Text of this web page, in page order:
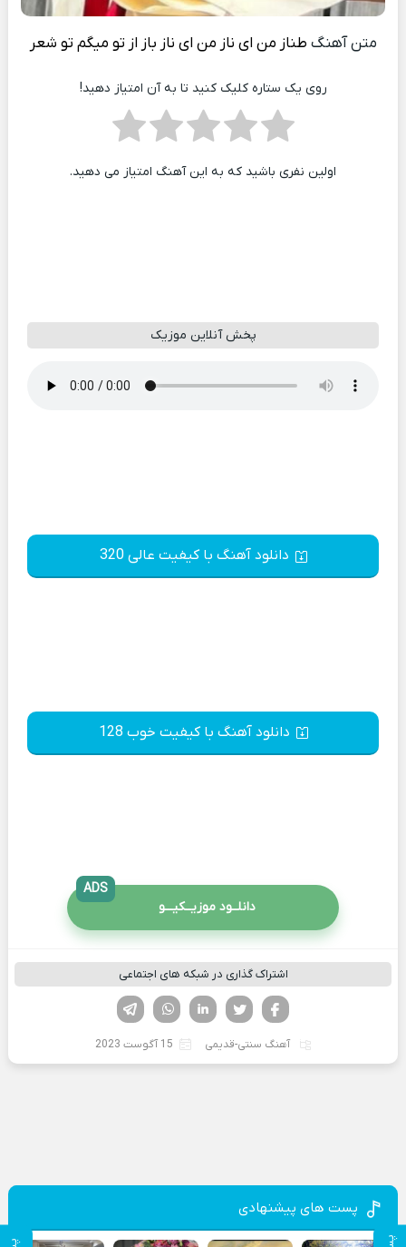
متن آهنگ طناز من ای ناز من ای ناز باز از تو میگم تو شعر
روی یک ستاره کلیک کنید تا به آن امتیاز دهید!
اولین نفری باشید که به این آهنگ امتیاز می دهید.
پخش آنلاین موزیک
دانلود آهنگ با کیفیت عالی 320
دانلود آهنگ با کیفیت خوب 128
دانلــود موزیــکیـــو
ADS
اشتراک گذاری در شبکه های اجتماعی
لینکدین تویتر
فیسوک
آهنگ سنتی-قدیمی 15 آگوست 2023
پست های پیشنهادی